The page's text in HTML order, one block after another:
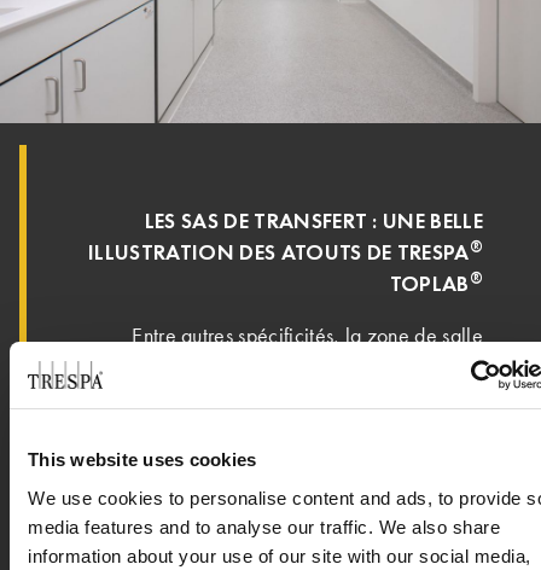
This website uses cookies
We use cookies to personalise content and ads, to provide
media features and to analyse our traffic. We also share
information about your use of our site with our social media,
LES SAS DE TRANSFERT : UNE BELLE
ILLUSTRATION DES ATOUTS DE TRESPA®
TOPLAB®
Entre autres spécificités, la zone de salle
blanche d’Ever Pharma devait être équipée
d’un ensemble de sas de transfert sur mesure.
projet, a été depuis lors intégré à l’offre
standard de Kemmlit. Ralf Stahl décrit les
spécificités de ces sas de transfert : « Il s’agit de
pièces d’agencement extraordinairement